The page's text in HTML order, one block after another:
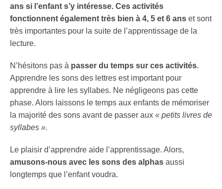
ans si l’enfant s’y intéresse. Ces activités
fonctionnent également très bien à 4, 5 et 6 ans et sont
très importantes pour la suite de l’apprentissage de la
lecture.
N’hésitons pas à passer du temps sur ces activités.
Apprendre les sons des lettres est important pour
apprendre à lire les syllabes. Ne négligeons pas cette
phase. Alors laissons le temps aux enfants de mémoriser
la majorité des sons avant de passer aux « petits livres de
syllabes ».
Le plaisir d’apprendre aide l’apprentissage. Alors,
amusons-nous avec les sons des alphas aussi
longtemps que l’enfant voudra.